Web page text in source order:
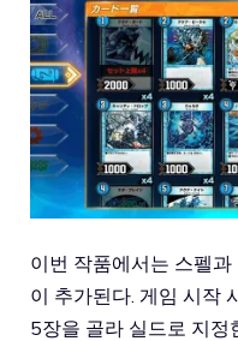
이번 작품에서는 스펠과
이 추가된다. 게임 시작
5장을 골라 실드로 지정